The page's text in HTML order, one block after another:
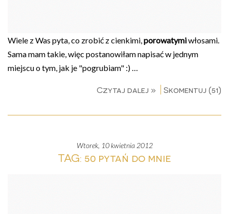
Wiele z Was pyta, co zrobić z cienkimi,porowatymiwłosami.
Sama mam takie, więc postanowiłam napisać w jednym
miejscu o tym, jak je "pogrubiam" :) …
Czytaj dalej » Skomentuj (51)
wtorek, 10 kwietnia 2012
TAG: 50 pytań do mnie